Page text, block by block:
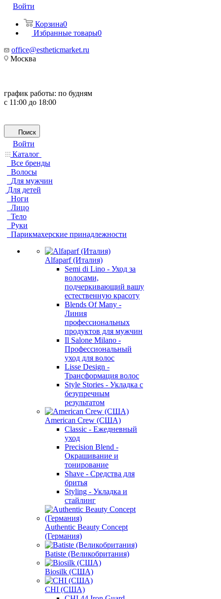
Войти
Корзина0
Избранные товары0
office@estheticmarket.ru
Москва
график работы: по будням
с 11:00 до 18:00
Поиск
Войти
Каталог
Все бренды
Волосы
Для мужчин
Для детей
Ноги
Лицо
Тело
Руки
Парикмахерские принадлежности
Alfaparf (Италия)
Semi di Lino - Уход за
волосами,
подчеркивающий вашу
естественную красоту
Blends Of Many -
Линия
профессиональных
продуктов для мужчин
Il Salone Milano -
Профессиональный
уход для волос
Lisse Design -
Трансформация волос
Style Stories - Укладка с
безупречным
результатом
American Crew (США)
Classic - Ежедневный
уход
Precision Blend -
Окрашивание и
тонирование
Shave - Средства для
бритья
Styling - Укладка и
стайлинг
Authentic Beauty Concept
(Германия)
Batiste (Великобритания)
Biosilk (США)
CHI (США)